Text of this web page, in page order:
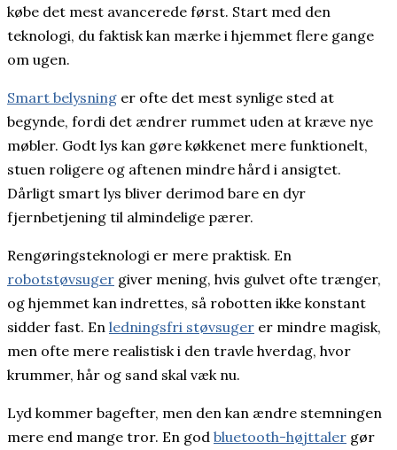
købe det mest avancerede først. Start med den
teknologi, du faktisk kan mærke i hjemmet flere gange
om ugen.
Smart belysning er ofte det mest synlige sted at
begynde, fordi det ændrer rummet uden at kræve nye
møbler. Godt lys kan gøre køkkenet mere funktionelt,
stuen roligere og aftenen mindre hård i ansigtet.
Dårligt smart lys bliver derimod bare en dyr
fjernbetjening til almindelige pærer.
Rengøringsteknologi er mere praktisk. En
robotstøvsuger giver mening, hvis gulvet ofte trænger,
og hjemmet kan indrettes, så robotten ikke konstant
sidder fast. En ledningsfri støvsuger er mindre magisk,
men ofte mere realistisk i den travle hverdag, hvor
krummer, hår og sand skal væk nu.
Lyd kommer bagefter, men den kan ændre stemningen
mere end mange tror. En god bluetooth-højttaler gør